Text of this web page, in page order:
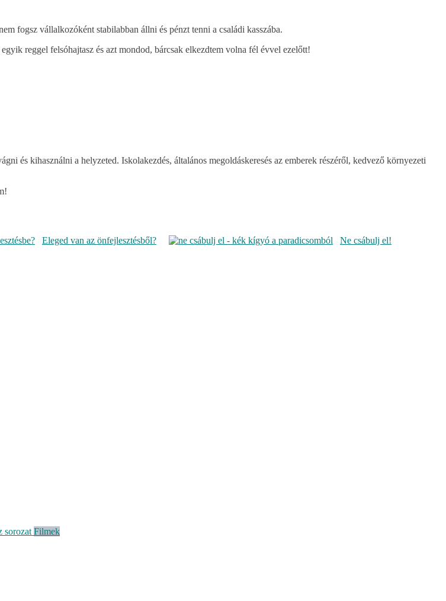
fogsz vállalkozóként stabilabban állni és pénzt tenni a családi kasszába.
reggel felsóhajtasz és azt mondod, bárcsak elkezdtem volna fél évvel ezelőtt!
és kihasználni a helyzeted. Iskolakezdés, általános megoldáskeresés az emberek részéről, kedvező környezeti
Eleged van az önfejlesztésből?
Ne csábulj el!
sorozat Filmek